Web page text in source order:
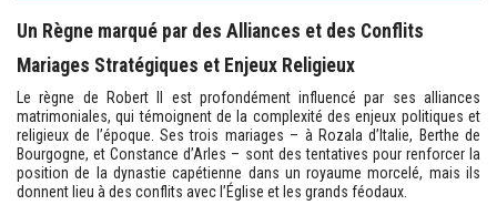
Un Règne marqué par des Alliances et des Conflits
Mariages Stratégiques et Enjeux Religieux
Le règne de Robert II est profondément influencé par ses alliances
matrimoniales, qui témoignent de la complexité des enjeux politiques et
religieux de l’époque. Ses trois mariages – à Rozala d’Italie, Berthe de
Bourgogne, et Constance d’Arles – sont des tentatives pour renforcer la
position de la dynastie capétienne dans un royaume morcelé, mais ils
donnent lieu à des conflits avec l’Église et les grands féodaux.